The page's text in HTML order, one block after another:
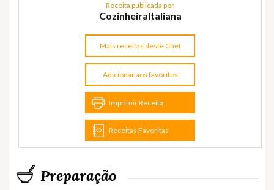
Receita publicada por
CozinheiraItaliana
Mais receitas deste Chef
Adicionar aos favoritos
Imprimir Receita
Receitas Favoritas
Preparação